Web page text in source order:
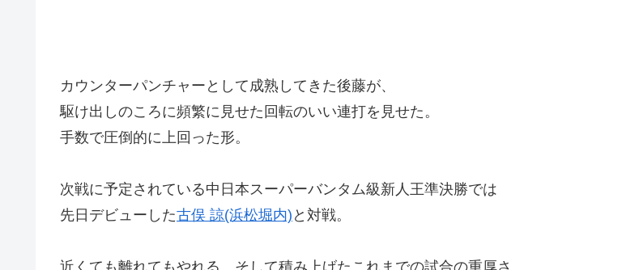
カウンターパンチャーとして成熟してきた後藤が、
駆け出しのころに頻繁に見せた回転のいい連打を見せた。
手数で圧倒的に上回った形。
次戦に予定されている中日本スーパーバンタム級新人王準決勝では
先日デビューした古俣 諒(浜松堀内) と対戦。
近くても離れてもやれる…そして積み上げたこれまでの試合の重厚さ。